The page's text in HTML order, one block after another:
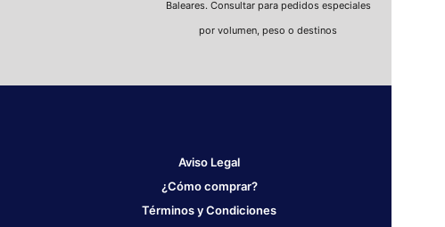
Baleares. Consultar para pedidos especiales
por volumen, peso o destinos
Aviso Legal
¿Cómo comprar?
Términos y Condiciones